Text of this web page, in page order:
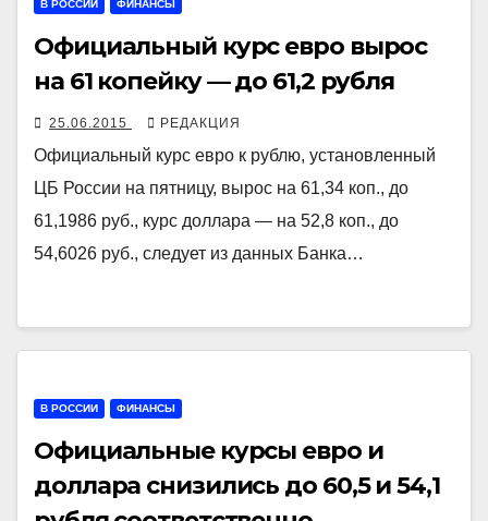
В РОССИИ ФИНАНСЫ
Официальный курс евро вырос
на 61 копейку — до 61,2 рубля
25.06.2015 РЕДАКЦИЯ
Официальный курс евро к рублю, установленный
ЦБ России на пятницу, вырос на 61,34 коп., до
61,1986 руб., курс доллара — на 52,8 коп., до
54,6026 руб., следует из данных Банка…
В РОССИИ ФИНАНСЫ
Официальные курсы евро и
доллара снизились до 60,5 и 54,1